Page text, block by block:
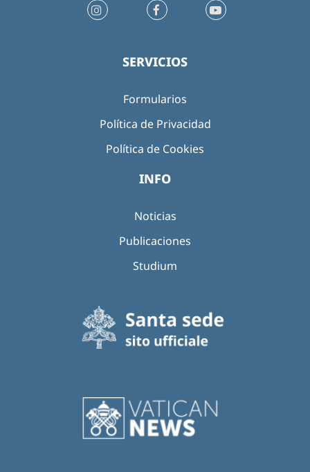
SERVICIOS
Formularios
Política de Privacidad
Política de Cookies
INFO
Noticias
Publicaciones
Studium